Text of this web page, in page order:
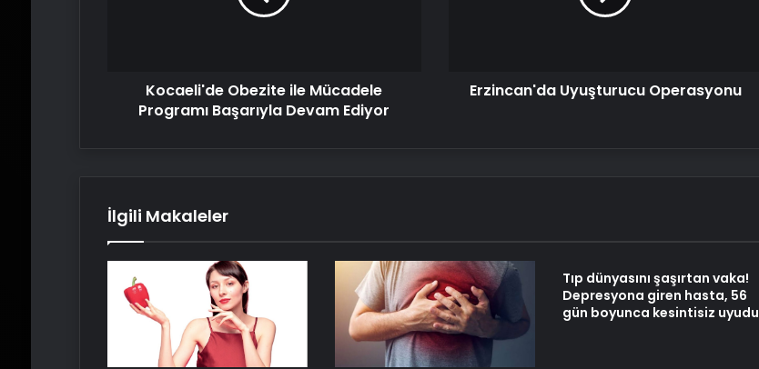
olmanın yolu!
Siirt Bacavan Yaylası’nda benekli
semenderler görüntülendi
Kocaeli'de Obezite ile Mücadele
Programı Başarıyla Devam Ediyor
Erzincan'da Uyuşturucu Operasyonu
İlgili Makaleler
Tıp dünyasını şaşırtan vaka!
Depresyona giren hasta, 56
gün boyunca kesintisiz uyudu